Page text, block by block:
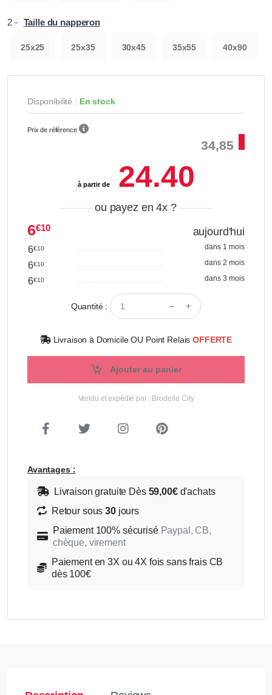
2 - Taille du napperon
25x25 25x35 30x45 35x55 40x90
Disponibilité : En stock
Prix de référence
34,85
à partir de24.40
ou payez en 4x ?
6€10 aujourd'hui
6€10 dans 1 mois
6€10 dans 2 mois
6€10 dans 3 mois
Quantité :
Livraison à Domicile OU Point RelaisOFFERTE
Ajouter au panier
Vendu et expédié par : Broderie City
Avantages :
Livraison gratuite Dès 59,00€d'achats
Retour sous30jours
Paiement 100% sécurisé Paypal, CB,
chèque, virement
Paiement en 3X ou 4X fois sans frais CB
dès 100€